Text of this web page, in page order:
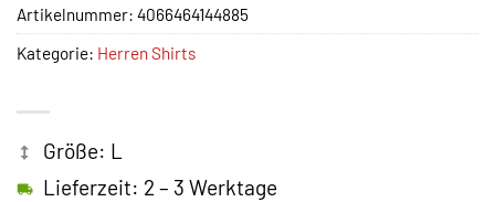
Größe: L
Lieferzeit: 2 – 3 Werktage
Artikelnummer: 4066464144885
Kategorie: Herren Shirts